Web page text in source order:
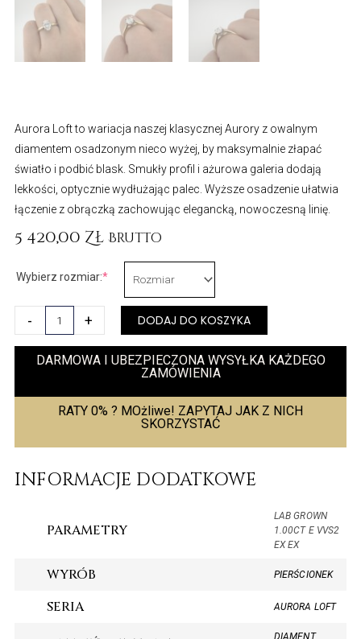
Aurora Loft to wariacja naszej klasycznej Aurory z owalnym
diamentem osadzonym nieco wyżej, by maksymalnie złapać
światło i podbić blask. Smukły profil i ażurowa galeria dodają
lekkości, optycznie wydłużając palec. Wyższe osadzenie ułatwia
łączenie z obrączką zachowując elegancką, nowoczesną linię.
5 420,00 Zł Brutto
Wybierz rozmiar:*
-
Pierścionek
Loft
+ DODAJ DO KOSZYKA
DARMOWA I UBEZPIECZONA WYSYŁKA KAŻDEGO
ZAMÓWIENIA
RATY 0% ? MOżliwe! ZAPYTAJ JAK Z NICH
SKORZYSTAĆ
INFORMACJE DODATKOWE
PARAMETRY
LAB GROWN
1.00CT E VVS2
EX EX
WYRÓB PIERŚCIONEK
SERIA AURORA LOFT
DIAMENT